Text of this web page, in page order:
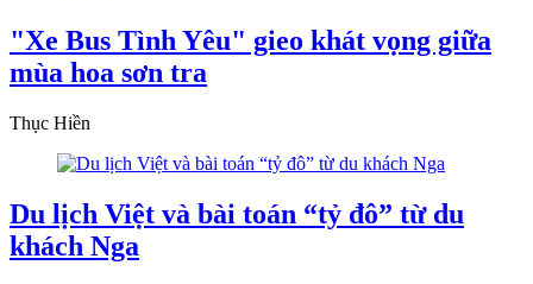
"Xe Bus Tình Yêu" gieo khát vọng giữa
mùa hoa sơn tra
Thục Hiền
Du lịch Việt và bài toán “tỷ đô” từ du
khách Nga